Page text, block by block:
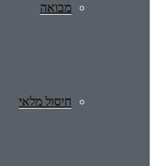
מבואה
חיסול מלאי